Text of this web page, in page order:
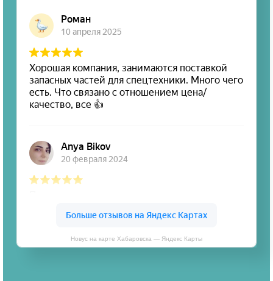
Новус на карте Хабаровска — Яндекс Карты